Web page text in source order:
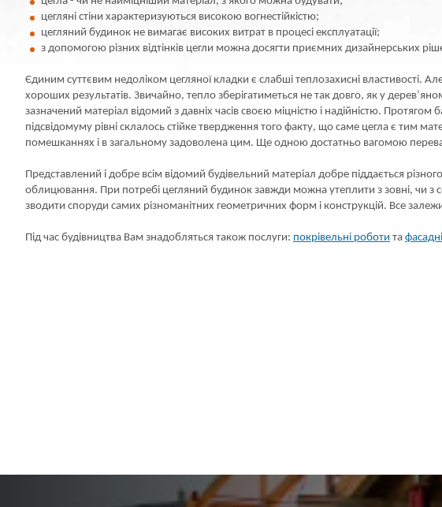
цегляні стіни характеризуються високою вогнестійкістю;
цегляний будинок не вимагає високих витрат в процесі експлуатації;
з допомогою різних відтінків цегли можна досягти приємних дизайнерських
Єдиним суттєвим недоліком цегляної кладки є слабші теплозахисні властивості.
хороших результатів. Звичайно, тепло зберігатиметься не так довго, як у
зазначений матеріал відомий з давніх часів своєю міцністю і надійністю.
підсвідомуму рівні склалось стійке твердження того факту, що саме цегла є тим
помешканнях і в загальному задоволена цим. Ще одною достатньо вагомою
Представлений і добре всім відомий будівельний матеріал добре піддається
облицювання. При потребі цегляний будинок завжди можна утеплити з зовні, чи з
зводити споруди самих різноманітних геометричних форм і конструкцій. Все
Під час будівництва Вам знадобляться також послуги: покрівельні роботи та